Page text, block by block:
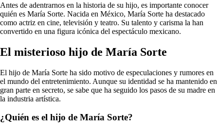
Antes de adentrarnos en la historia de su hijo, es importante conocer
quién es María Sorte. Nacida en México, María Sorte ha destacado
como actriz en cine, televisión y teatro. Su talento y carisma la han
convertido en una figura icónica del espectáculo mexicano.
El misterioso hijo de María Sorte
El hijo de María Sorte ha sido motivo de especulaciones y rumores en
el mundo del entretenimiento. Aunque su identidad se ha mantenido en
gran parte en secreto, se sabe que ha seguido los pasos de su madre en
la industria artística.
¿Quién es el hijo de María Sorte?